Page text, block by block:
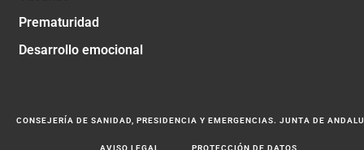
Prematuridad
Desarrollo emocional
CONSEJERÍA DE SANIDAD, PRESIDENCIA Y EMERGENCIAS. JUNTA DE